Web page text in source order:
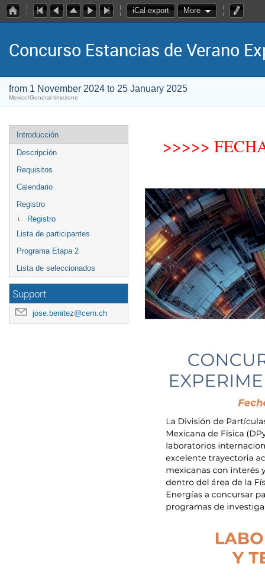
iCal export More
Concurso Estancias de Verano
from 1 November 2024 to 25 January 2025
Mexico/General timezone
Introducción
Descripción
Requisitos
Calendario
Registro
Registro
Lista de participantes
Programa Etapa 2
Lista de seleccionados
Support
jose.benitez@cern.ch
>>>>>